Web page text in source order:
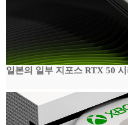
일본의 일부 지포스 RTX 50